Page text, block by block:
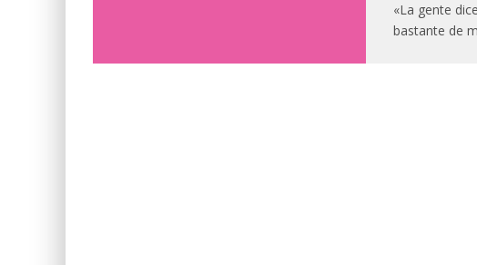
«La gente
bastante de